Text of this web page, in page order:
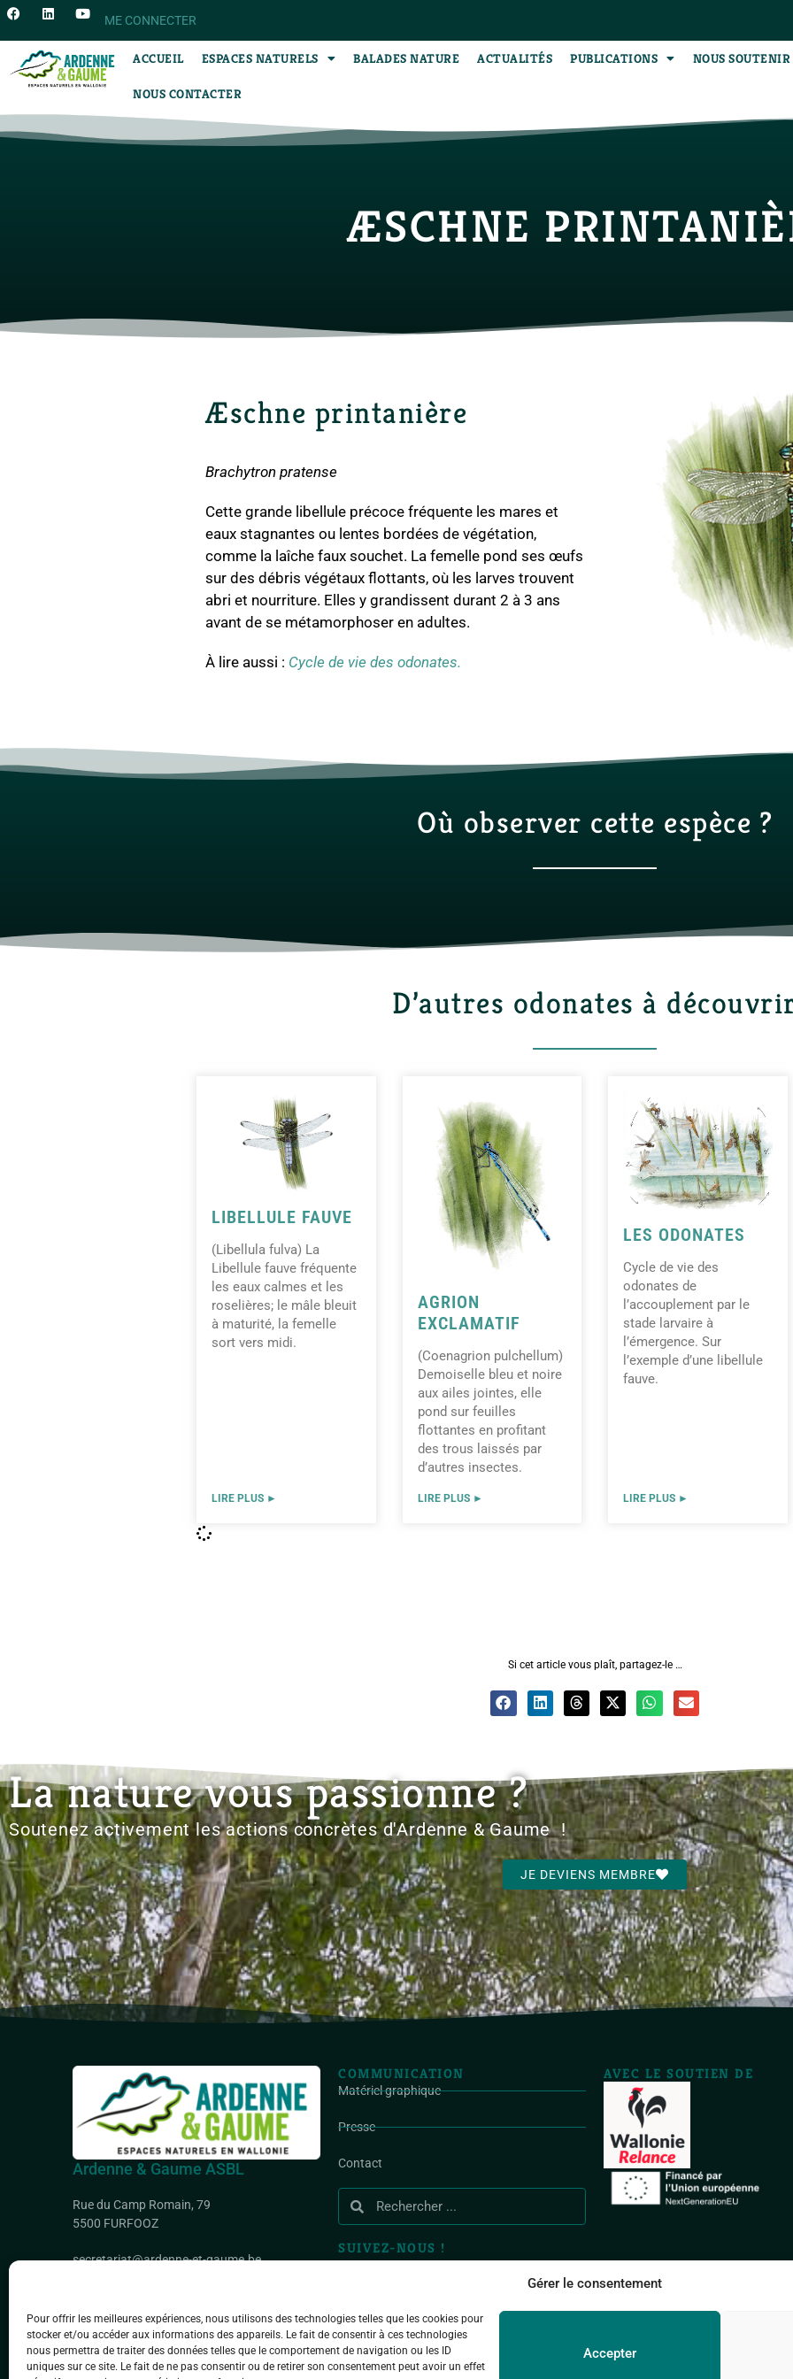
Gérer le consentement
Pour offrir les meilleures expériences, nous utilisons des technologies telles que les cookies pour
stocker et/ou accéder aux informations des appareils. Le fait de consentir à ces technologies
nous permettra de traiter des données telles que le comportement de navigation ou les ID
uniques sur ce site. Le fait de ne pas consentir ou de retirer son consentement peut avoir un effet
Accepter
ME CONNECTER
ACCUEIL ESPACES NATURELS BALADES NATURE ACTUALITÉS PUBLICATIONS NOUS SOUTENIR
NOUS CONTACTER
ÆSCHNE
Æschne printanière
Brachytron pratense
Cette grande libellule précoce fréquente les mares et
eaux stagnantes ou lentes bordées de végétation,
comme la laîche faux souchet. La femelle pond ses œufs
sur des débris végétaux flottants, où les larves trouvent
abri et nourriture. Elles y grandissent durant 2 à 3 ans
avant de se métamorphoser en adultes.
À lire aussi : Cycle de vie des odonates.
Où observer cette espèce ?
D’autres odonates à
LIBELLULE FAUVE
(Libellula fulva) La
Libellule fauve fréquente
les eaux calmes et les
roselières; le mâle bleuit
à maturité, la femelle
sort vers midi.
LIRE PLUS ►
AGRION
EXCLAMATIF
(Coenagrion pulchellum)
Demoiselle bleu et noire
aux ailes jointes, elle
pond sur feuilles
flottantes en profitant
des trous laissés par
d’autres insectes.
LIRE PLUS ►
LES ODONATES
Cycle de vie des
odonates de
l’accouplement par le
stade larvaire à
l’émergence. Sur
l’exemple d’une libellule
fauve.
LIRE PLUS ►
Si cet article vous plaît, partagez-le …
La nature vous passionne ?
Soutenez activement les actions concrètes d'Ardenne & Gaume !
JE DEVIENS MEMBRE
Ardenne & Gaume ASBL
Rue du Camp Romain, 79
5500 FURFOOZ
secretariat@ardenne-et-gaume.be
BIC : GEBABEBB
COMMUNICATION
Matériel graphique
Presse
Contact
SUIVEZ-NOUS !
AVEC LE SOUTIEN DE